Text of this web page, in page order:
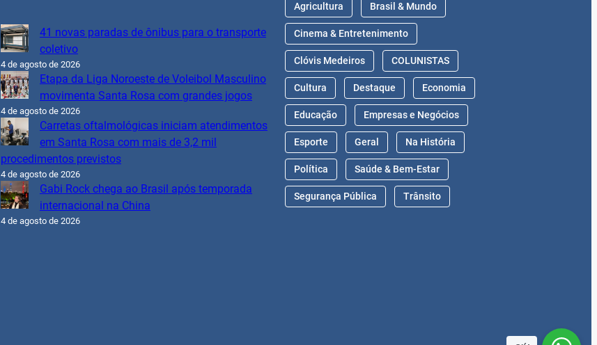
41 novas paradas de ônibus para o transporte
coletivo
4 de agosto de 2026
Etapa da Liga Noroeste de Voleibol Masculino
movimenta Santa Rosa com grandes jogos
4 de agosto de 2026
Carretas oftalmológicas iniciam atendimentos
em Santa Rosa com mais de 3,2 mil
procedimentos previstos
4 de agosto de 2026
Gabi Rock chega ao Brasil após temporada
internacional na China
4 de agosto de 2026
Agricultura Brasil & Mundo
Cinema & Entretenimento
Clóvis Medeiros COLUNISTAS
Cultura Destaque Economia
Educação Empresas e Negócios
Esporte Geral Na História
Política Saúde & Bem-Estar
Segurança Pública Trânsito